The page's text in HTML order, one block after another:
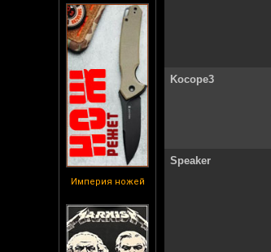
Империя ножей
Kocope3
Speaker